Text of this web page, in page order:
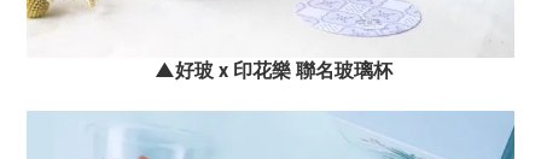
▲好玻 x 印花樂 聯名玻璃杯